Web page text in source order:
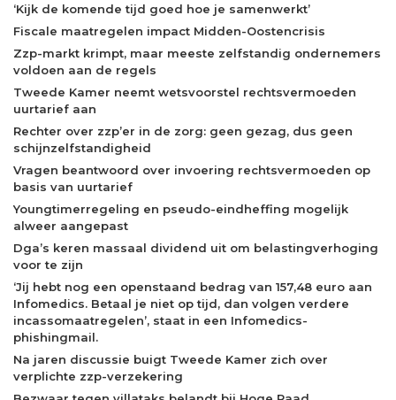
‘Kijk de komende tijd goed hoe je samenwerkt’
Fiscale maatregelen impact Midden-Oostencrisis
Zzp-markt krimpt, maar meeste zelfstandig ondernemers
voldoen aan de regels
Tweede Kamer neemt wetsvoorstel rechtsvermoeden
uurtarief aan
Rechter over zzp’er in de zorg: geen gezag, dus geen
schijnzelfstandigheid
Vragen beantwoord over invoering rechtsvermoeden op
basis van uurtarief
Youngtimerregeling en pseudo-eindheffing mogelijk
alweer aangepast
Dga’s keren massaal dividend uit om belastingverhoging
voor te zijn
‘Jij hebt nog een openstaand bedrag van 157,48 euro aan
Infomedics. Betaal je niet op tijd, dan volgen verdere
incassomaatregelen’, staat in een Infomedics-
phishingmail.
Na jaren discussie buigt Tweede Kamer zich over
verplichte zzp-verzekering